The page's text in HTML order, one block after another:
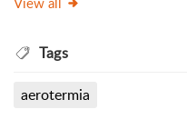
Tags
aerotermia